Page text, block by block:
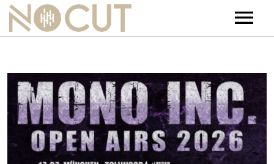
Artists – Filters
Releases
Events
News